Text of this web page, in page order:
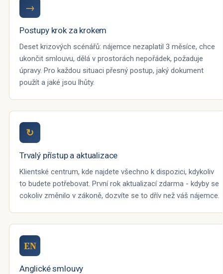
→
Postupy krok za krokem
Deset krizových scénářů: nájemce nezaplatil 3 měsíce, chce
ukončit smlouvu, dělá v prostorách nepořádek, požaduje
úpravy. Pro každou situaci přesný postup, jaký dokument
použít a jaké jsou lhůty.
↻
Trvalý přístup a aktualizace
Klientské centrum, kde najdete všechno k dispozici, kdykoliv
to budete potřebovat. První rok aktualizací zdarma - kdyby se
cokoliv změnilo v zákoně, dozvíte se to dřív než váš nájemce.
EN
Anglické smlouvy